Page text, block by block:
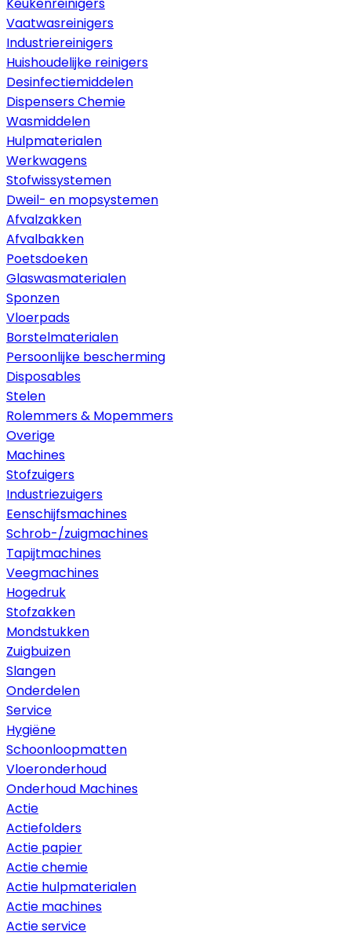
Vaatwasreinigers
Industriereinigers
Huishoudelijke reinigers
Desinfectiemiddelen
Dispensers Chemie
Wasmiddelen
Hulpmaterialen
Werkwagens
Stofwissystemen
Dweil- en mopsystemen
Afvalzakken
Afvalbakken
Poetsdoeken
Glaswasmaterialen
Sponzen
Vloerpads
Borstelmaterialen
Persoonlijke bescherming
Disposables
Stelen
Rolemmers & Mopemmers
Overige
Machines
Stofzuigers
Industriezuigers
Eenschijfsmachines
Schrob-/zuigmachines
Tapijtmachines
Veegmachines
Hogedruk
Stofzakken
Mondstukken
Zuigbuizen
Slangen
Onderdelen
Service
Hygiëne
Schoonloopmatten
Vloeronderhoud
Onderhoud Machines
Actie
Actiefolders
Actie papier
Actie chemie
Actie hulpmaterialen
Actie machines
Actie service